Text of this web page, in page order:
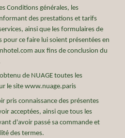
Conditions générales, les
des prestations et tarifs
ainsi que les formulaires de
ce faire lui soient présentées en
aux fins de conclusion du
de NUAGE toutes les
le site www.nuage.paris
pris connaissance des présentes
acceptées, ainsi que tous les
d'avoir passé sa commande et
des termes.